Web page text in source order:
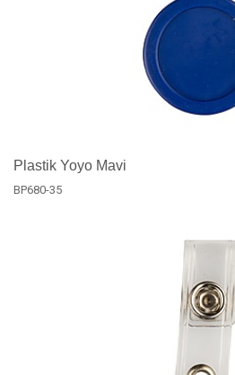
Plastik Yoyo Mavi
BP680-35